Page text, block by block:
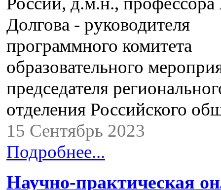
Долгова - руководителя
программного комитета
образовательного
председателя
отделения Российского
15 Сентябрь 2023
Подробнее...
Научно-практическая